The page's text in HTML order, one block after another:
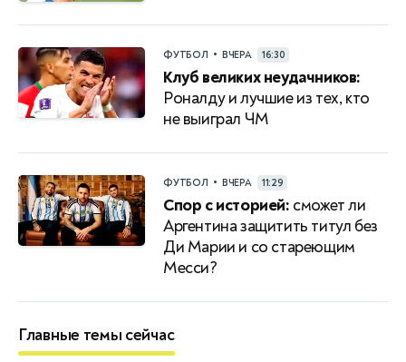
ФУТБОЛ • ВЧЕРА 16:30
Клуб великих неудачников:
Роналду и лучшие из тех, кто
не выиграл ЧМ
ФУТБОЛ • ВЧЕРА 11:29
Спор с историей: сможет ли
Аргентина защитить титул без
Ди Марии и со стареющим
Месси?
Главные темы сейчас